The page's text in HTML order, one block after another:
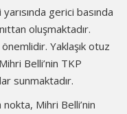
gerici basında
oluşmaktadır.
Yaklaşık otuz
Belli’nin TKP
sunmaktadır.
Mihri Belli’nin